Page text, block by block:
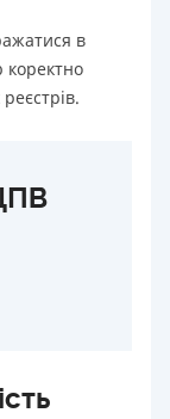
в
коректно